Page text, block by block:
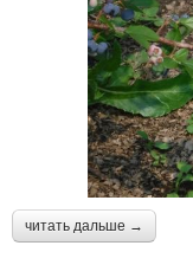
читать дальше →